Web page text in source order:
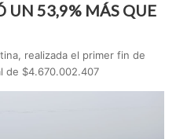
UN 53,9% MÁS QUE
realizada el primer fin de
de $4.670.002.407